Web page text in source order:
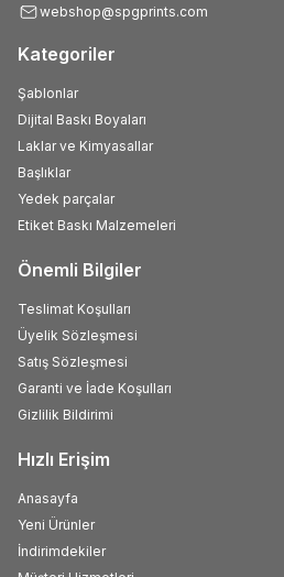
webshop@spgprints.com
Kategoriler
Şablonlar
Dijital Baskı Boyaları
Laklar ve Kimyasallar
Başlıklar
Yedek parçalar
Etiket Baskı Malzemeleri
Önemli Bilgiler
Teslimat Koşulları
Üyelik Sözleşmesi
Satış Sözleşmesi
Garanti ve İade Koşulları
Gizlilik Bildirimi
Hızlı Erişim
Anasayfa
Yeni Ürünler
İndirimdekiler